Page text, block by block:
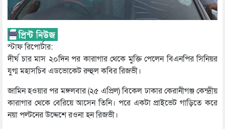
স্টাফ রিপোর্টার:
দীর্ঘ চার মাস ২০দিন পর কারাগার থেকে মুক্তি পেলেন বিএনপির সিনিয়র
যুগ্ম মহাসচিব এডভোকেট রুহুল কবির রিজভী।
জামিন হওয়ার পর মঙ্গলবার (২৫ এপ্রিল) বিকেল ঢাকার কেরানীগঞ্জ কেন্দ্রীয়
কারাগার থেকে বেরিয়ে আসেন তিনি। পরে একটা প্রাইভেট গাড়িতে করে
নয়া পল্টনের উদ্দেশে রওনা হন রিজভী।